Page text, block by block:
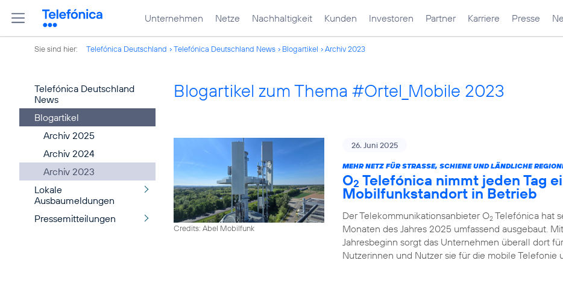
Unternehmen Netze Nachhaltigkeit Kunden Investoren Partner Karriere Presse
Sie sind hier: Telefónica Deutschland Telefónica Deutschland News Blogartikel Archiv 2023
Telefónica Deutschland
News
Blogartikel
Archiv 2025
Archiv 2024
Archiv 2023
Lokale
Ausbaumeldungen
Pressemitteilungen
Blogartikel zum Thema #Ortel_Mobile 2023
Credits: Abel Mobilfunk
26. Juni 2025
MEHR NETZ FÜR STRASSE, SCHIENE UND LÄNDLICHE
O2 Telefónica nimmt jeden Tag
Mobilfunkstandort in Betrieb
Der Telekommunikationsanbieter O2 Telefónica hat
Monaten des Jahres 2025 umfassend ausgebaut.
Jahresbeginn sorgt das Unternehmen überall dort
Nutzerinnen und Nutzer sie für die mobile